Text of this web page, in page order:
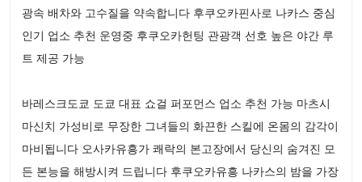
광속 배차와 고수질을 약속합니다 후쿠오카핀사로 나카스 중심
인기 업소 추천 운영중 후쿠오카헌팅 관광객 선호 높은 야간 루
트 제공 가능
바레스크도쿄 도쿄 대표 쇼걸 퍼포먼스 업소 추천 가능 마츠시
마신치 가성비로 무장한 그녀들의 화끈한 스킬에 온몸의 감각이
마비됩니다 오사카유흥가 쾌락의 본고장에서 당신의 숨겨진 모
든 본능을 해방시켜 드립니다 후쿠오카유흥 나카스의 밤을 가장